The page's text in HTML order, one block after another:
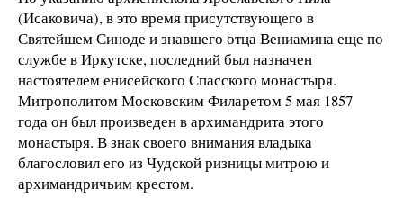
(Исаковича), в это время присутствующего в
Святейшем Синоде и знавшего отца Вениамина еще по
службе в Иркутске, последний был назначен
настоятелем енисейского Спасского монастыря.
Митрополитом Московским Филаретом 5 мая 1857
года он был произведен в архимандрита этого
монастыря. В знак своего внимания владыка
благословил его из Чудской ризницы митрою и
архимандричьим крестом.